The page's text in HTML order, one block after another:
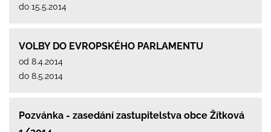
do 15.5.2014
VOLBY DO EVROPSKÉHO PARLAMENTU
od 8.4.2014
do 8.5.2014
Pozvánka - zasedání zastupitelstva obce Žítková